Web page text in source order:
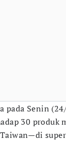
pada Senin
30